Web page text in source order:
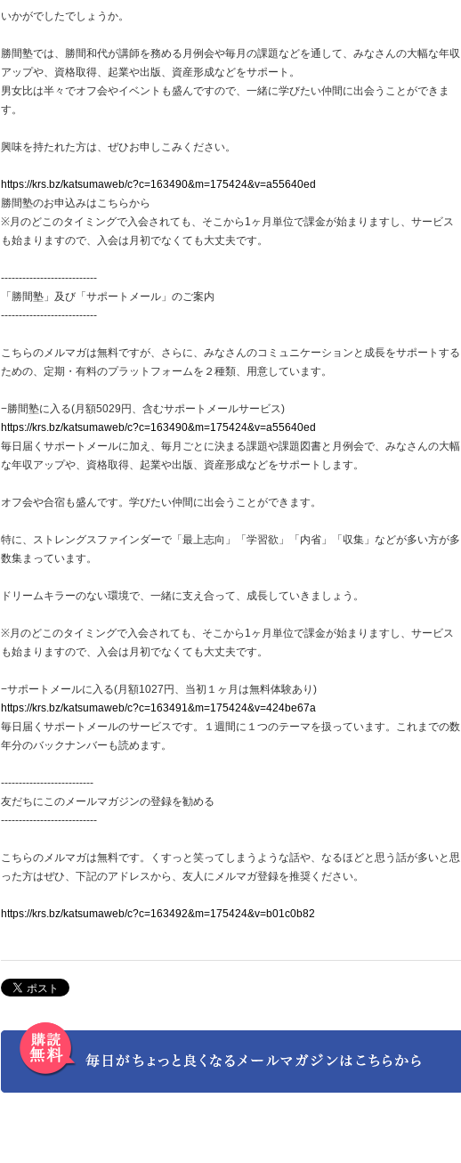
いかがでしたでしょうか。
勝間塾では、勝間和代が講師を務める月例会や毎月の課題などを通して、みなさんの大幅な年収
アップや、資格取得、起業や出版、資産形成などをサポート。
男女比は半々でオフ会やイベントも盛んですので、一緒に学びたい仲間に出会うことができま
す。
興味を持たれた方は、ぜひお申しこみください。
https://krs.bz/katsumaweb/c?c=163490&m=175424&v=a55640ed
勝間塾のお申込みはこちらから
※月のどこのタイミングで入会されても、そこから1ヶ月単位で課金が始まりますし、サービス
も始まりますので、入会は月初でなくても大丈夫です。
---------------------------
「勝間塾」及び「サポートメール」のご案内
---------------------------
こちらのメルマガは無料ですが、さらに、みなさんのコミュニケーションと成長をサポートする
ための、定期・有料のプラットフォームを２種類、用意しています。
−勝間塾に入る(月額5029円、含むサポートメールサービス)
https://krs.bz/katsumaweb/c?c=163490&m=175424&v=a55640ed
毎日届くサポートメールに加え、毎月ごとに決まる課題や課題図書と月例会で、みなさんの大幅
な年収アップや、資格取得、起業や出版、資産形成などをサポートします。
オフ会や合宿も盛んです。学びたい仲間に出会うことができます。
特に、ストレングスファインダーで「最上志向」「学習欲」「内省」「収集」などが多い方が多
数集まっています。
ドリームキラーのない環境で、一緒に支え合って、成長していきましょう。
※月のどこのタイミングで入会されても、そこから1ヶ月単位で課金が始まりますし、サービス
も始まりますので、入会は月初でなくても大丈夫です。
−サポートメールに入る(月額1027円、当初１ヶ月は無料体験あり)
https://krs.bz/katsumaweb/c?c=163491&m=175424&v=424be67a
毎日届くサポートメールのサービスです。１週間に１つのテーマを扱っています。これまでの数
年分のバックナンバーも読めます。
--------------------------
友だちにこのメールマガジンの登録を勧める
---------------------------
こちらのメルマガは無料です。くすっと笑ってしまうような話や、なるほどと思う話が多いと思
った方はぜひ、下記のアドレスから、友人にメルマガ登録を推奨ください。
https://krs.bz/katsumaweb/c?c=163492&m=175424&v=b01c0b82